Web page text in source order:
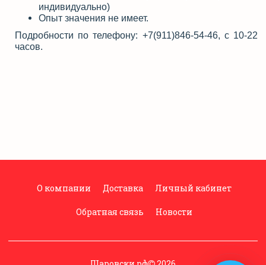
индивидуально)
Опыт значения не имеет.
Подробности по телефону: +7(911)846-54-46, с 10-22
часов.
О компании Доставка Личный кабинет
Обратная связь Новости